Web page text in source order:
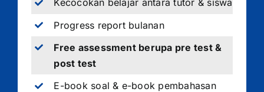
Kecocokan belajar antara tutor & siswa
Progress report bulanan
Free assessment berupa pre test &
post test
E-book soal & e-book pembahasan